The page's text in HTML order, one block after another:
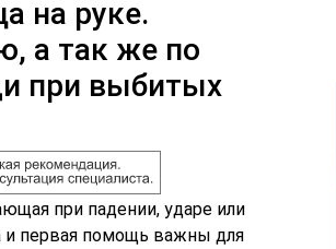
на руке.
а так же по
при выбитых
при падении, ударе или
и первая помощь важны для